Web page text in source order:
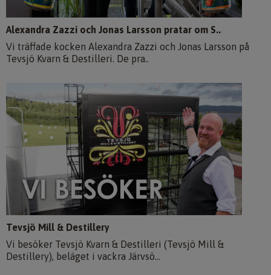
Alexandra Zazzi och Jonas Larsson pratar om S..
Vi träffade kocken Alexandra Zazzi och Jonas Larsson på
Tevsjö Kvarn & Destilleri. De pra..
Tevsjö Mill & Destillery
Vi besöker Tevsjö Kvarn & Destilleri (Tevsjö Mill &
Destillery), beläget i vackra Järvsö...